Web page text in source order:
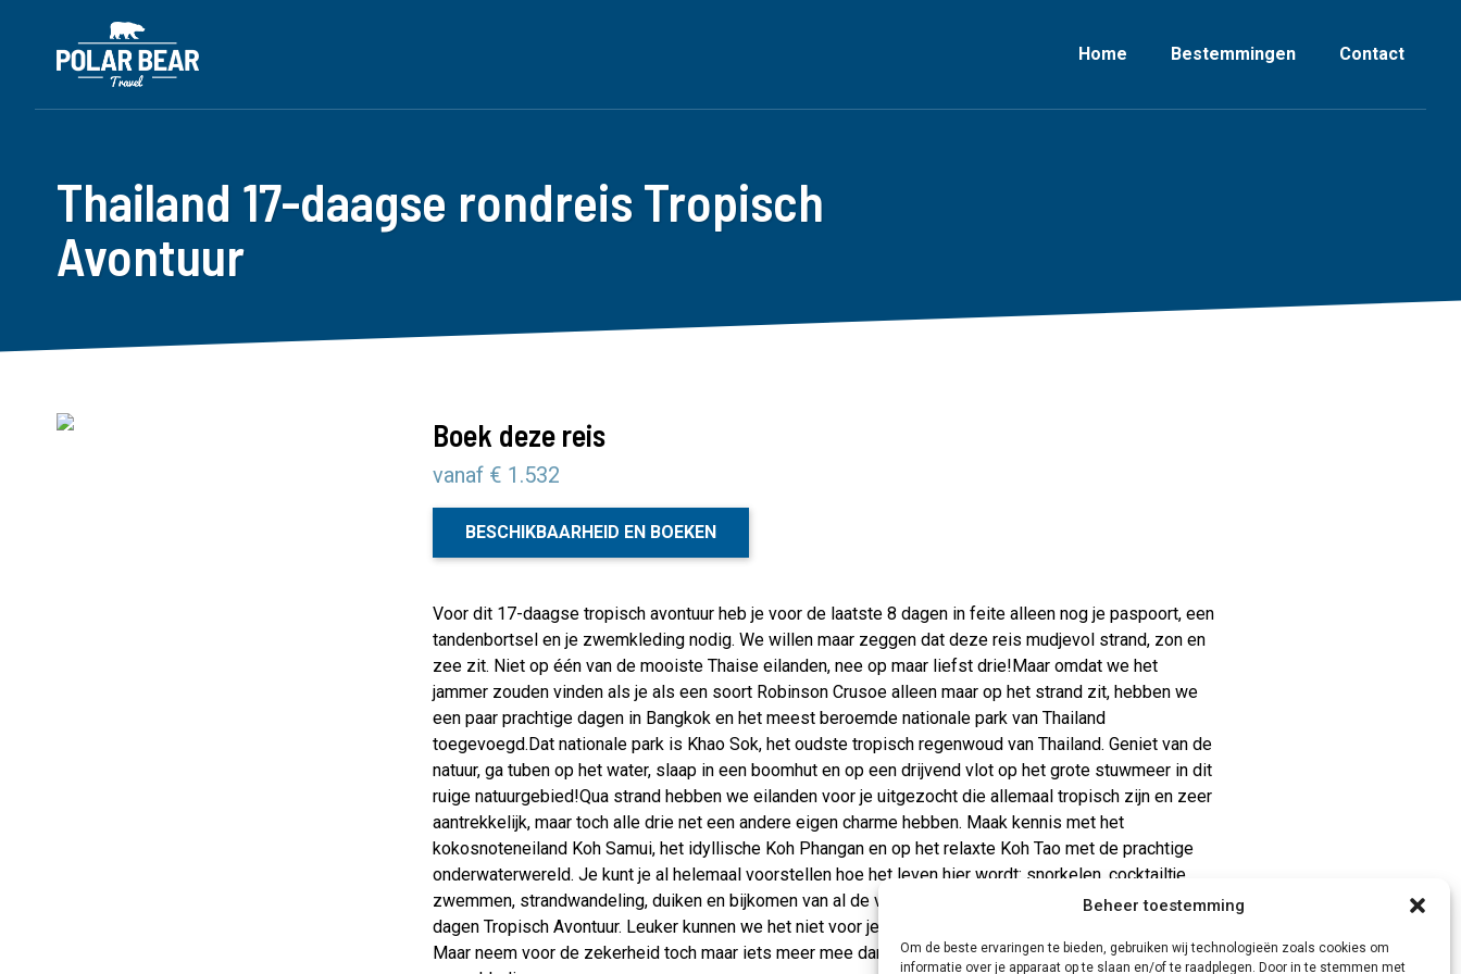
Beheer toestemming
Om de beste ervaringen te bieden, gebruiken wij technologieën zoals cookies om
informatie over je apparaat op te slaan en/of te raadplegen. Door in te stemmen met
Home Bestemmingen Contact
Thailand 17-daagse rondreis Tropisch
Avontuur
Boek deze reis
vanaf € 1.532
BESCHIKBAARHEID EN BOEKEN
Voor dit 17-daagse tropisch avontuur heb je voor de laatste 8 dagen in feite alleen nog je paspoort, een
tandenbortsel en je zwemkleding nodig. We willen maar zeggen dat deze reis mudjevol strand, zon en
zee zit. Niet op één van de mooiste Thaise eilanden, nee op maar liefst drie!Maar omdat we het
jammer zouden vinden als je als een soort Robinson Crusoe alleen maar op het strand zit, hebben we
een paar prachtige dagen in Bangkok en het meest beroemde nationale park van Thailand
toegevoegd.Dat nationale park is Khao Sok, het oudste tropisch regenwoud van Thailand. Geniet van de
natuur, ga tuben op het water, slaap in een boomhut en op een drijvend vlot op het grote stuwmeer in dit
ruige natuurgebied!Qua strand hebben we eilanden voor je uitgezocht die allemaal tropisch zijn en zeer
aantrekkelijk, maar toch alle drie net een andere eigen charme hebben. Maak kennis met het
kokosnoteneiland Koh Samui, het idyllische Koh Phangan en op het relaxte Koh Tao met de prachtige
onderwaterwereld. Je kunt je al helemaal voorstellen hoe het leven hier wordt: snorkelen, cocktailtje,
zwemmen, strandwandeling, duiken en bijkomen van al de vermoeienissen die hieruit voortvloeien.17-
dagen Tropisch Avontuur. Leuker kunnen we het niet voor je maken, dit is simpelweg een heerlijke reis.
Maar neem voor de zekerheid toch maar iets meer mee dan alleen je paspoort, tandenborstel en